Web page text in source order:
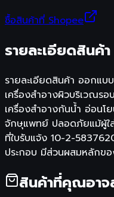
ซื้อสินค้าที่ Shopee
รายละเอียดสินค้า
รายละเอียดสินค้า ออกแบ
เครื่องสำอางผิวบริเวณร
เครื่องสำอางกันน้ำ อ่อน
จักษุแพทย์ ปลอดภัยแม้ผู้ใ
ที่ใบรับแจ้ง 10-2-
ประกอบ มีส่วนผสมหลักขอ
สินค้าที่คุณอาจ